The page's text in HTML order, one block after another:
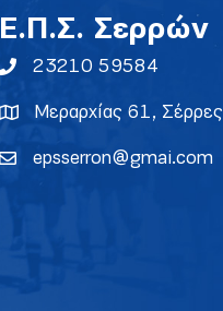
E.Π.Σ. Σερρών
23210 59584
Μεραρχίας 61, Σέρρες
epsserron@gmai.com